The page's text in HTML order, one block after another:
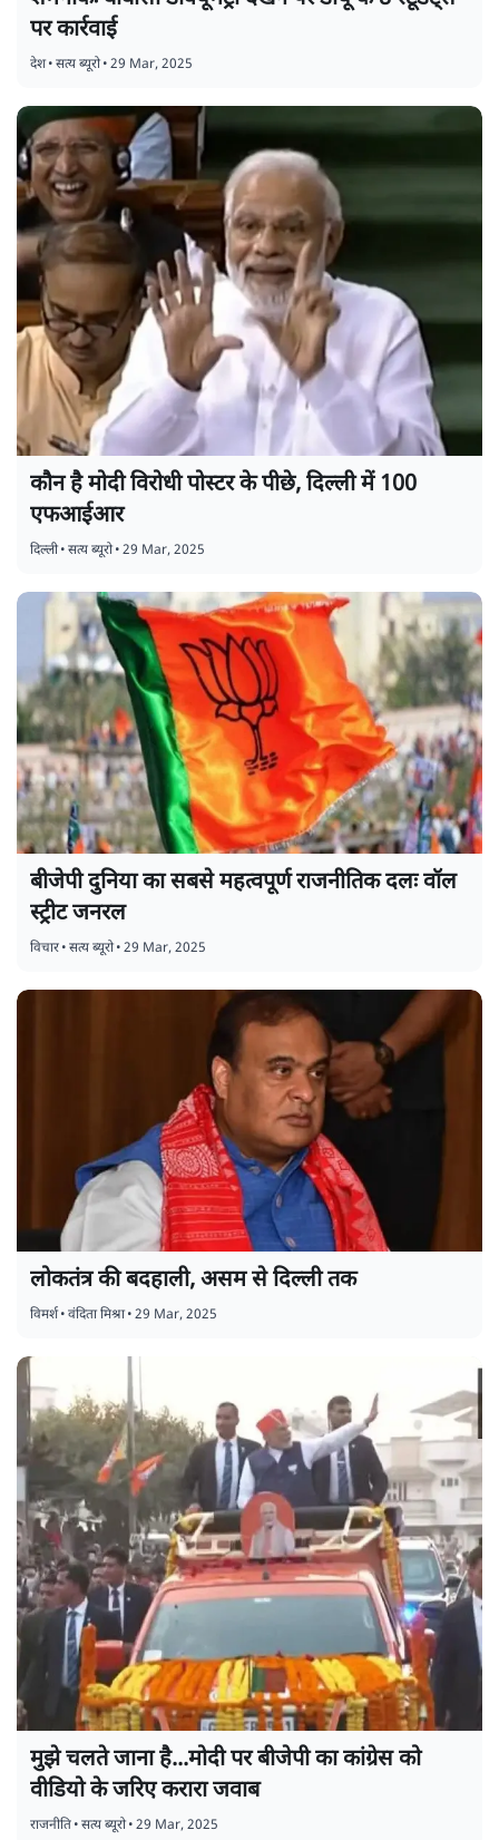
पर कार्रवाई
देश•सत्य ब्यूरो•29 Mar, 2025
कौन है मोदी विरोधी पोस्टर के पीछे, दिल्ली में 100
एफआईआर
दिल्ली•सत्य ब्यूरो•29 Mar, 2025
बीजेपी दुनिया का सबसे महत्वपूर्ण राजनीतिक दलः वॉल
स्ट्रीट जनरल
विचार•सत्य ब्यूरो•29 Mar, 2025
लोकतंत्र की बदहाली, असम से दिल्ली तक
विमर्श•वंदिता मिश्रा•29 Mar, 2025
मुझे चलते जाना है...मोदी पर बीजेपी का कांग्रेस को
वीडियो के जरिए करारा जवाब
राजनीति•सत्य ब्यूरो•29 Mar, 2025